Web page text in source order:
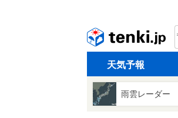
天気予報
雨雲レーダー